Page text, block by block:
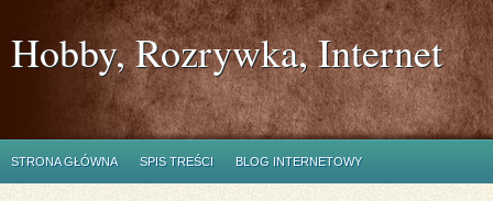
Hobby, Rozrywka, Internet
STRONA GŁÓWNA SPIS TREŚCI BLOG INTERNETOWY